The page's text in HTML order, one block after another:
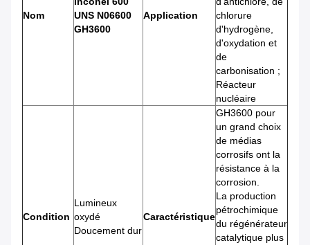
Nom
UNS N06600
GH3600
Application
chlorure
d'hydrogène,
d'oxydation et
de
carbonisation ;
Réacteur
nucléaire
Condition
Lumineux
oxydé
Doucement dur
Caractéristique
GH3600 pour
un grand choix
de médias
corrosifs ont la
résistance à la
corrosion.
La production
pétrochimique
du régénérateur
catalytique plus